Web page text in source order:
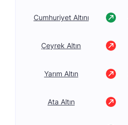
Cumhuriyet Altını
Çeyrek Altın
Yarım Altın
Ata Altın